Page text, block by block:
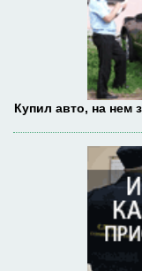
Купил авто, на нем